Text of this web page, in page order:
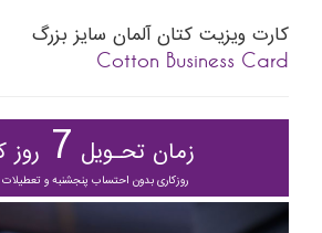
کارت ویزیت کتان آلمان سایز بزرگ
Cotton Business Card
زمان تحـویل 7 روز
روزکاری بدون احتساب پنجشنبه و